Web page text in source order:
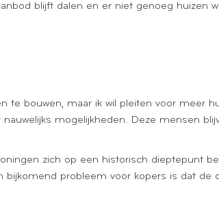
blijft dalen en er niet genoeg huizen
te bouwen, maar ik wil pleiten voor meer
mogelijkheden. Deze mensen
zich op een historisch dieptepunt
probleem voor kopers is dat de